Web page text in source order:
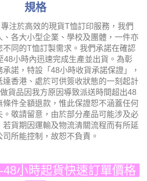
規格
注於高效的現貨T恤訂印服務，我們
、各大小型企業、學校及團體，一件亦
不同的T恤訂製需求。我們承諾在確認
48小時內迅速完成生產並出貨。為彰
諾，特設「48小時收貨承諾保證」，
達香港、處於可供簽收狀態的一刻起計
貨品因我方原因導致派送時間超出48
條件全額退款，惟此保證恕不涵蓋任何
。敬請留意，由於部分產品可能涉及必
若貨期因運輸及物流清關流程而有所延
所能控制，故恕不負責。
時起貨快速訂單價格